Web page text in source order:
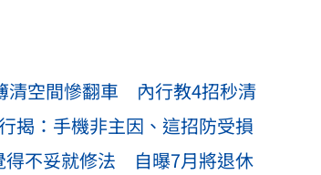
清空間慘翻車 內行教4招秒清
揭：手機非主因、這招防受損
得不妥就修法 自曝7月將退休